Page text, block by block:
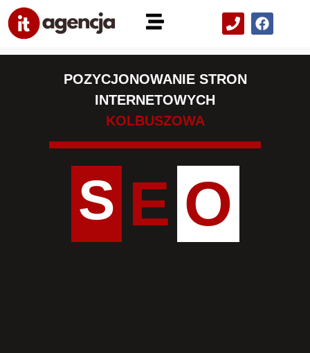
POZYCJONOWANIE STRON
INTERNETOWYCH
KOLBUSZOWA
S E O